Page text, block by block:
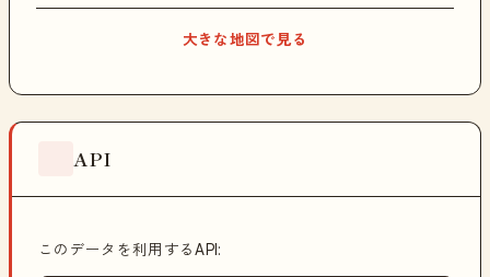
大きな地図で見る
API
このデータを利用するAPI: